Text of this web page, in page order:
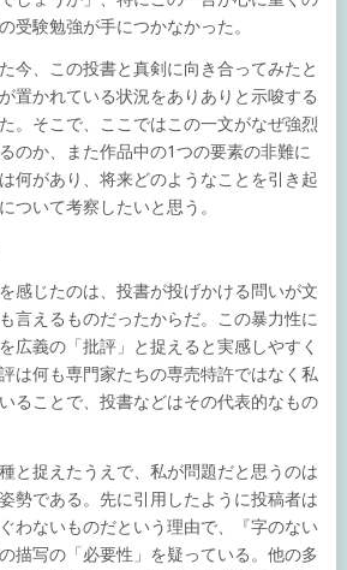
受験勉強が手につかなかった。
今、この投書と真剣に向き合ってみたと
置かれている状況をありありと示唆する
。そこで、ここではこの一文がなぜ強烈
のか、また作品中の1つの要素の非難に
何があり、将来どのようなことを引き起
ついて考察したいと思う。
感じたのは、投書が投げかける問いが文
言えるものだったからだ。この暴力性に
広義の「批評」と捉えると実感しやすく
は何も専門家たちの専売特許ではなく私
ることで、投書などはその代表的なもの
と捉えたうえで、私が問題だと思うのは
勢である。先に引用したように投稿者は
わないものだという理由で、『字のない
描写の「必要性」を疑っている。他の多